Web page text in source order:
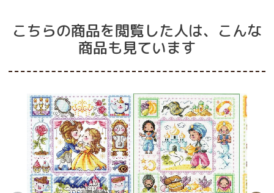
こちらの商品を閲覧した人は、こんな
商品も見ています